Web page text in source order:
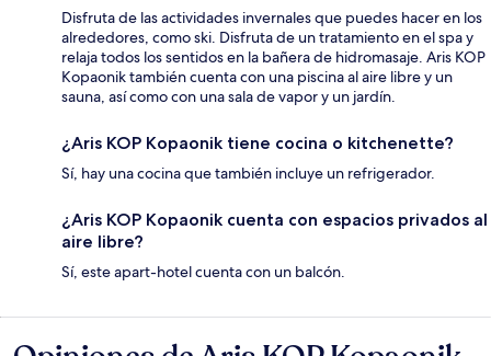
Disfruta de las actividades invernales que puedes hacer en los
alrededores, como ski. Disfruta de un tratamiento en el spa y
relaja todos los sentidos en la bañera de hidromasaje. Aris KOP
Kopaonik también cuenta con una piscina al aire libre y un
sauna, así como con una sala de vapor y un jardín.
¿Aris KOP Kopaonik tiene cocina o kitchenette?
Sí, hay una cocina que también incluye un refrigerador.
¿Aris KOP Kopaonik cuenta con espacios privados al
aire libre?
Sí, este apart-hotel cuenta con un balcón.